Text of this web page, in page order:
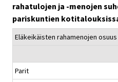
rahatulojen ja -menojen
pariskuntien kotitalouksissa
Eläkeikäisten rahamenojen
Parit